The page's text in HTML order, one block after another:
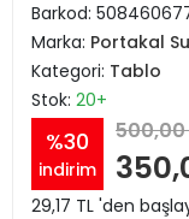
Barkod:
Marka: Portakal
Kategori: Tablo
Stok: 20+
%30
indirim
500,00
29,17 TL 'den